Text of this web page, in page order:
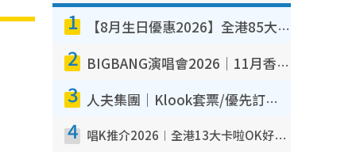
1 【8月生日優惠2026】全港85大食買玩著數攻略 自助餐/火鍋放題同行免費＋誠品/DONKI送現金券
2 BIGBANG演唱會2026｜11月香港啟德開3場！實名制VIP申請、優先購票攻略
3 人夫集團｜Klook套票/優先訂票/公開發售搶飛攻略！附票價.購票連結.場地座位表
4 唱K推介2026︱全港13大卡啦OK好去處！最平$36起 日文K都有！(附地址+收費詳情)